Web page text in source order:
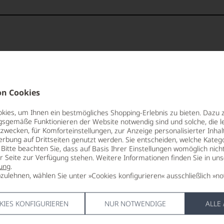
Cookies
um Ihnen ein bestmögliches Shopping-Erlebnis zu bieten. Dazu
Funktionieren der Website notwendig sind und solche, die
für Komforteinstellungen, zur Anzeige personalisierter
auf Drittseiten genutzt werden. Sie entscheiden, welche
beachten Sie, dass auf Basis Ihrer Einstellungen womöglich
Seite zur Verfügung stehen. Weitere Informationen finden Sie in
.
wählen Sie unter »Cookies konfigurieren« ausschließlich
KONFIGURIEREN NUR NOTWENDIGE ALLE
Säure und einem
Punkte
Punkte:
Punkte:
8 °C
ALKOHOLGEHALT